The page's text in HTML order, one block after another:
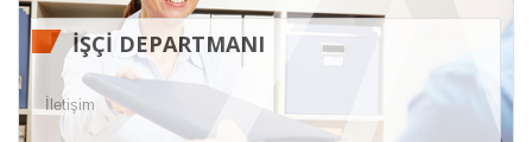
İŞÇI DEPARTMANI
İletişim